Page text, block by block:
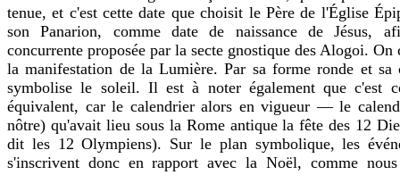
tenue, et c'est cette date que choisit le Père de l'Église
son Panarion, comme date de naissance de Jésus,
concurrente proposée par la secte gnostique des Alogoi.
la manifestation de la Lumière. Par sa forme ronde et sa
symbolise le soleil. Il est à noter également que c'est
équivalent, car le calendrier alors en vigueur — le
nôtre) qu'avait lieu sous la Rome antique la fête des 12
dit les 12 Olympiens). Sur le plan symbolique, les
s'inscrivent donc en rapport avec la Noël, comme